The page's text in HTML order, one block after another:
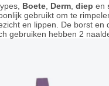
Boete, Derm, diep en
gebruikt om te
en lippen. De borst en
gebruiken hebben 2